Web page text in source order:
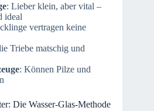
: Lieber klein, aber vital –
ideal
vertragen keine
Triebe matschig und
: Können Pilze und
Die Wasser-Glas-Methode